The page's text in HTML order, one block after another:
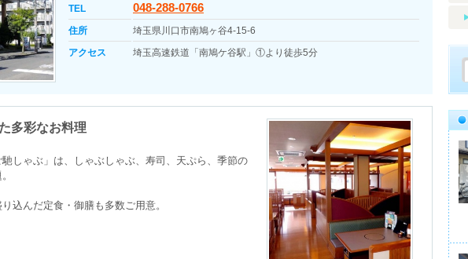
TEL 048-288-0766
住所
埼玉県川口市南鳩ヶ谷4-15-6
アクセス
埼玉高速鉄道「南鳩ケ谷駅」①より徒歩5分
多彩なお料理
しゃぶ」は、しゃぶしゃぶ、寿司、天ぷら、季節の
込んだ定食・御膳も多数ご用意。